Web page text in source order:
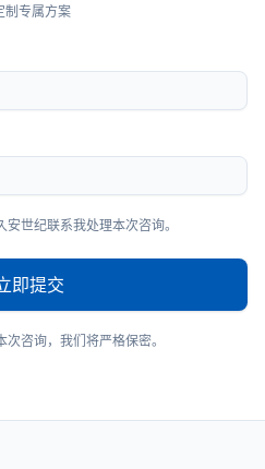
制专属方案
世纪联系我处理本次咨询。
即提交
咨询，我们将严格保密。